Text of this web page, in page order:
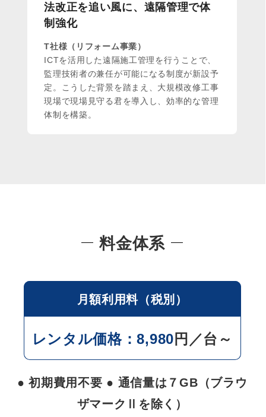
法改正を追い風に、遠隔管理で体
制強化
T社様（リフォーム事業）
ICTを活用した遠隔施工管理を行うことで、
監理技術者の兼任が可能になる制度が新設予
定。こうした背景を踏まえ、大規模改修工事
現場で現場見守る君を導入し、効率的な管理
体制を構築。
料金体系
月額利用料（税別）
レンタル価格：8,980 円／台～
● 初期費用不要 ● 通信量は７GB（ブラウ
ザマークⅡを除く）